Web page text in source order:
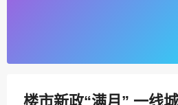
楼市新政“满月” 一线